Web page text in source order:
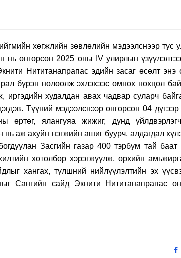
хөгжлийн зөвлөлийн мэдээлснээр тус
нь өнгөрсөн 2025 оны
IV улирлын
Нититанапрапас эдийн засаг өсөлтэнэ
бүрэн нөлөөлж эхлэхээс өмнөх нөхцөл
иргэдийн худалдан авах чадвар суларч
Түүний мэдээлснээр өнгөрсөн 04
ялангуяа жижиг, дунд
аж ахуйн нэгжийн ашиг буурч, алдагдал
Засгийн газар 400 тэрбум тай баат
хөтөлбөр хэрэгжүүлж, өрхийн
хангах, түлшний нийлүүлэлтийн эх
Сангийн сайд Экнити Нититанапрапас